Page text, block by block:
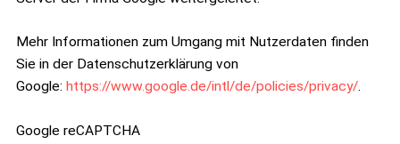
Mehr Informationen zum Umgang mit Nutzerdaten finden
Sie in der Datenschutzerklärung von
Google: https://www.google.de/intl/de/policies/privacy/.
Google reCAPTCHA